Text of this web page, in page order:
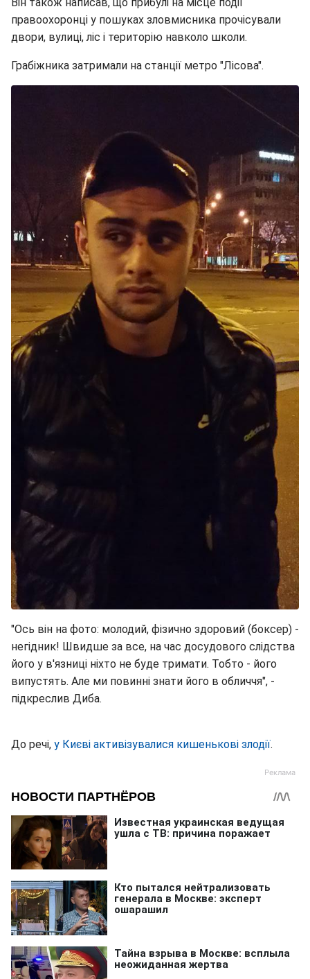
правоохоронці у пошуках зловмисника прочісували
двори, вулиці, ліс і територію навколо школи.
Грабіжника затримали на станції метро "Лісова".
"Ось він на фото: молодий, фізично здоровий (боксер) -
негідник! Швидше за все, на час досудового слідства
його у в'язниці ніхто не буде тримати. Тобто - його
випустять. Але ми повинні знати його в обличчя", -
підкреслив Диба.
До речі, у Києві активізувалися кишенькові злодії.